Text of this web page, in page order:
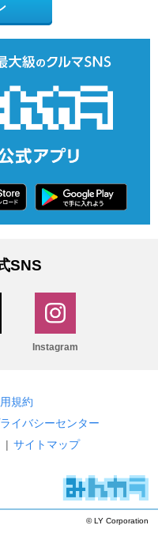
SNS
Instagram
規約
イバシーセンター
| サイトマップ
© LY Corporation